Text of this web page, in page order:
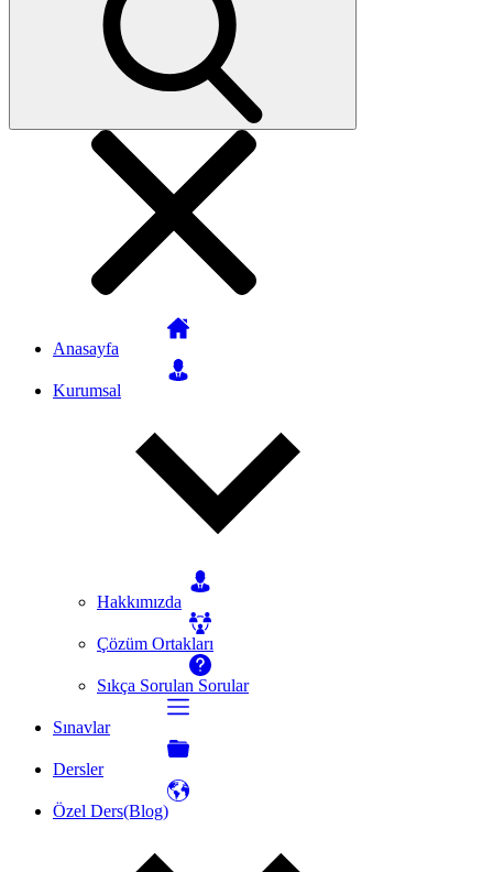
Anasayfa
Kurumsal
Hakkımızda
Çözüm Ortakları
Sıkça Sorulan Sorular
Sınavlar
Dersler
Özel Ders(Blog)